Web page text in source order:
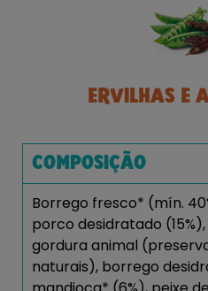
ERVILHAS E
COMPOSIÇÃO
Borrego fresco* (mín.
porco desidratado
gordura animal
naturais), borrego